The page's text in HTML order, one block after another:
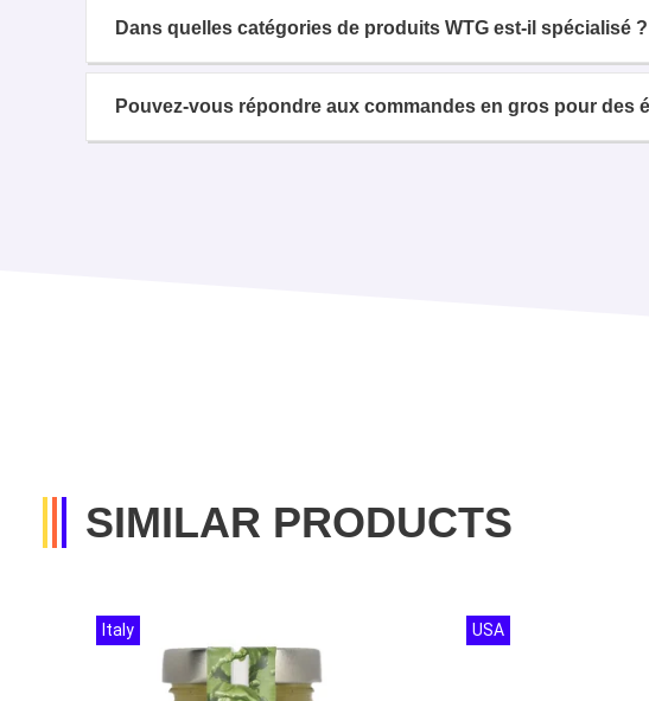
Dans quelles catégories de produits WTG est-il spécialisé ?
Pouvez-vous répondre aux commandes en gros pour
SIMILAR PRODUCTS
Italy USA